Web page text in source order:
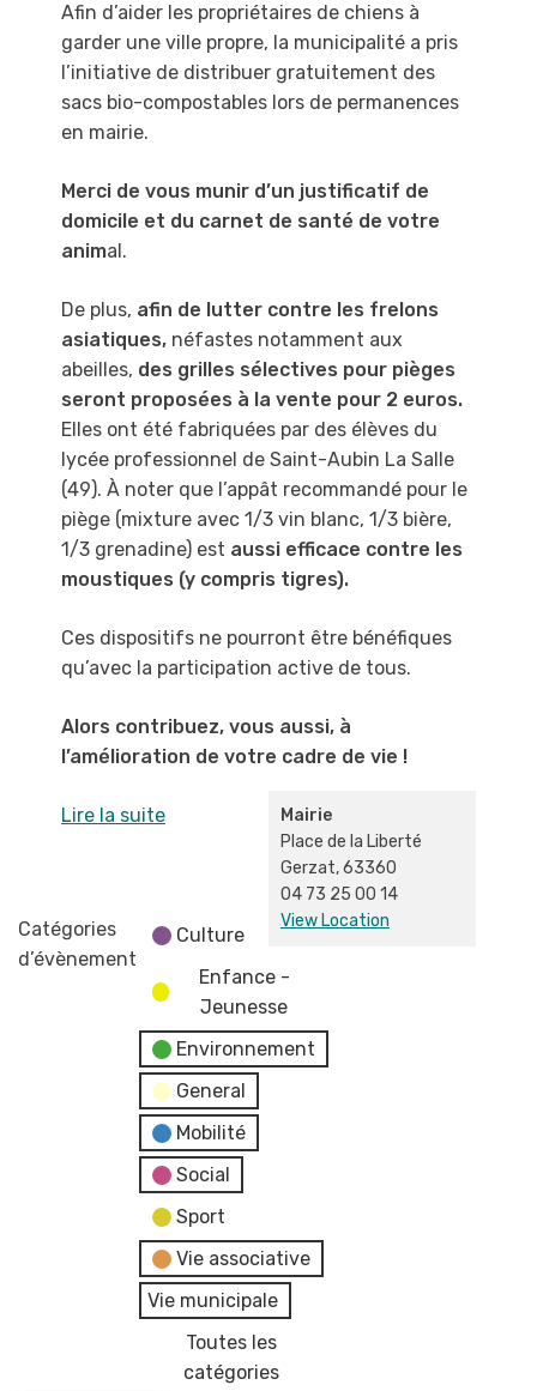
Afin d’aider les propriétaires de chiens à
garder une ville propre, la municipalité a pris
l’initiative de distribuer gratuitement des
sacs bio-compostables lors de permanences
en mairie.
Merci de vous munir d’un justificatif de
domicile et du carnet de santé de votre
animal.
De plus, afin de lutter contre les frelons
asiatiques, néfastes notamment aux
abeilles, des grilles sélectives pour pièges
seront proposées à la vente pour 2 euros.
Elles ont été fabriquées par des élèves du
lycée professionnel de Saint-Aubin La Salle
(49). À noter que l’appât recommandé pour le
piège (mixture avec 1/3 vin blanc, 1/3 bière,
1/3 grenadine) est aussi efficace contre les
moustiques (y compris tigres).
Ces dispositifs ne pourront être bénéfiques
qu’avec la participation active de tous.
Alors contribuez, vous aussi, à
l’amélioration de votre cadre de vie !
Mairie
Place de la Liberté
Gerzat,63360
04 73 25 00 14
View Location
Lire la suite
Catégories
d’évènement
Culture
Enfance -
Jeunesse
Environnement
General
Mobilité
Social
Sport
Vie associative
Vie municipale
Toutes les
catégories